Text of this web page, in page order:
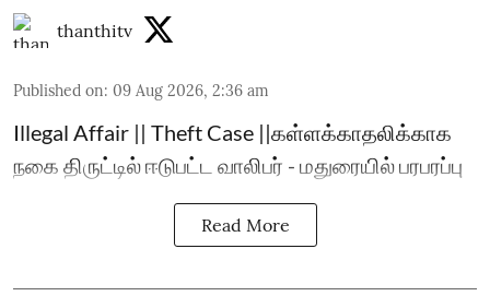
thanthitv
Published on: 09 Aug 2026, 2:36 am
Illegal Affair || Theft Case ||கள்ளக்காதலிக்காக
நகை திருட்டில் ஈடுபட்ட வாலிபர் - மதுரையில் பரபரப்பு
Read More